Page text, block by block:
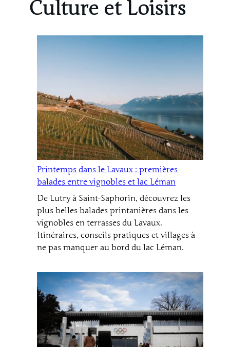
Culture et Loisirs
Printemps dans le Lavaux : premières
balades entre vignobles et lac Léman
De Lutry à Saint-Saphorin, découvrez les
plus belles balades printanières dans les
vignobles en terrasses du Lavaux.
Itinéraires, conseils pratiques et villages à
ne pas manquer au bord du lac Léman.